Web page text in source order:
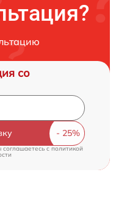
со
соглашаетесь cполитикой